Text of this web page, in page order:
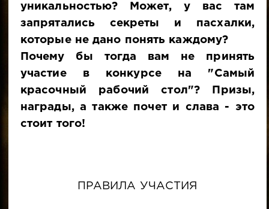
уникальностью? Может, у вас там
запрятались секреты и пасхалки,
которые не дано понять каждому?
Почему бы тогда вам не принять
участие в конкурсе на "Самый
красочный рабочий стол"? Призы,
награды, а также почет и слава - это
стоит того!
ПРАВИЛА УЧАСТИЯ